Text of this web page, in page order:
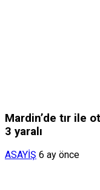
Mardin’de tır ile
3 yaralı
ASAYİŞ 6 ay önce